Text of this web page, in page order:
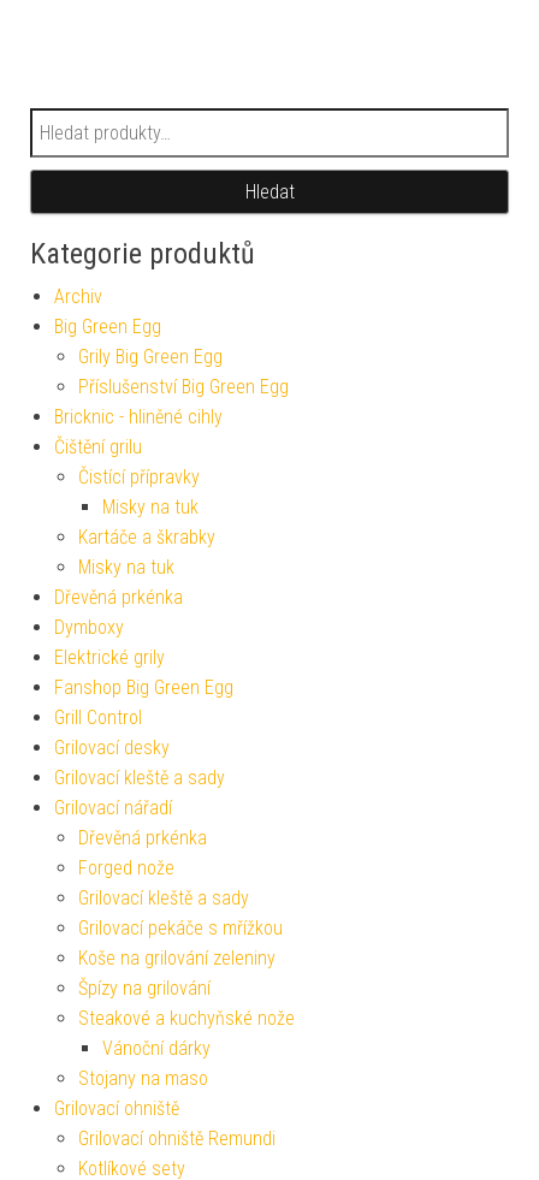
Hledat:
Hledat
Kategorie produktů
Archiv
Big Green Egg
Grily Big Green Egg
Příslušenství Big Green Egg
Bricknic - hliněné cihly
Čištění grilu
Čistící přípravky
Misky na tuk
Kartáče a škrabky
Misky na tuk
Dřevěná prkénka
Dymboxy
Elektrické grily
Fanshop Big Green Egg
Grill Control
Grilovací desky
Grilovací kleště a sady
Grilovací nářadí
Dřevěná prkénka
Forged nože
Grilovací kleště a sady
Grilovací pekáče s mřížkou
Koše na grilování zeleniny
Špízy na grilování
Steakové a kuchyňské nože
Vánoční dárky
Stojany na maso
Grilovací ohniště
Grilovací ohniště Remundi
Kotlíkové sety